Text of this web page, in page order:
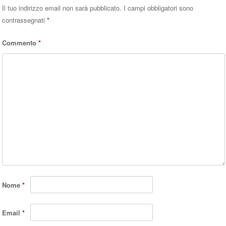
Il tuo indirizzo email non sarà pubblicato. I campi obbligatori sono
contrassegnati*
Commento*
Nome*
Email*